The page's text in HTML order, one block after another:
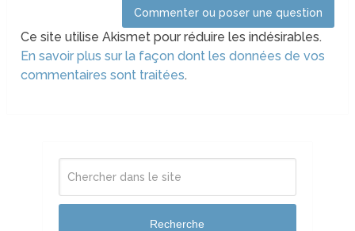
Ce site utilise Akismet pour réduire les indésirables.
En savoir plus sur la façon dont les données de vos
commentaires sont traitées.
Recherche